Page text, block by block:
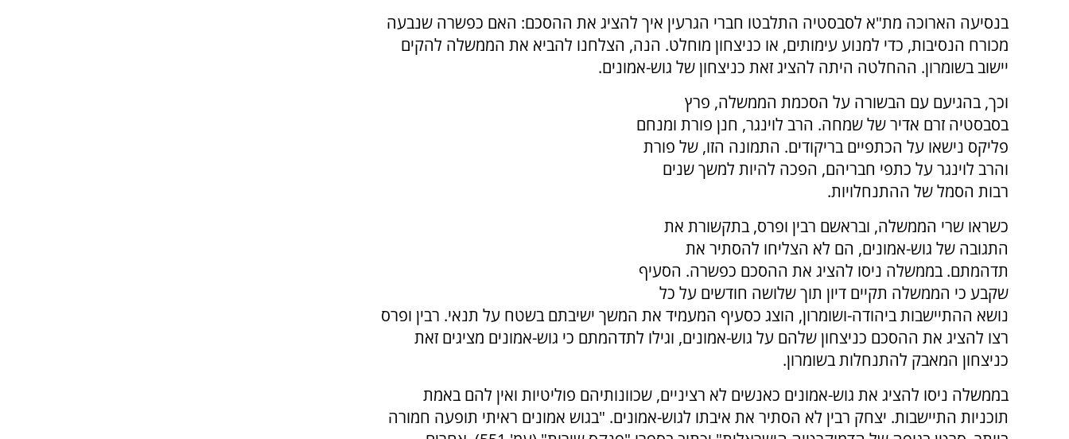
בנסיעה הארוכה מת"א לסבסטיה התלבטו חברי הגרעין איך להציג את ההסכם: האם כפשרה שנבעה
מכורח הנסיבות, כדי למנוע עימותים, או כניצחון מוחלט. הנה, הצלחנו להביא את הממשלה להקים
יישוב בשומרון. ההחלטה היתה להציג זאת כניצחון של גוש-אמונים.
וכך, בהגיעם עם הבשורה על הסכמת הממשלה, פרץ
בסבסטיה זרם אדיר של שמחה. הרב לוינגר, חנן פורת ומנחם
פליקס נישאו על הכתפיים בריקודים. התמונה הזו, של פורת
והרב לוינגר על כתפי חבריהם, הפכה להיות למשך שנים
רבות הסמל של ההתנחלויות.
כשראו שרי הממשלה, ובראשם רבין ופרס, בתקשורת את
התגובה של גוש-אמונים, הם לא הצליחו להסתיר את
תדהמתם. בממשלה ניסו להציג את ההסכם כפשרה. הסעיף
שקבע כי הממשלה תקיים דיון תוך שלושה חודשים על כל
נושא ההתיישבות ביהודה-ושומרון, הוצג כסעיף המעמיד את המשך ישיבתם בשטח על תנאי. רבין ופרס
רצו להציג את ההסכם כניצחון שלהם על גוש-אמונים, וגילו לתדהמתם כי גוש-אמונים מציגים זאת
כניצחון המאבק להתנחלות בשומרון.
בממשלה ניסו להציג את גוש-אמונים כאנשים לא רציניים, שכוונותיהם פוליטיות ואין להם באמת
תוכניות התיישבות. יצחק רבין לא הסתיר את איבתו לגוש-אמונים. "בגוש אמונים ראיתי תופעה חמורה